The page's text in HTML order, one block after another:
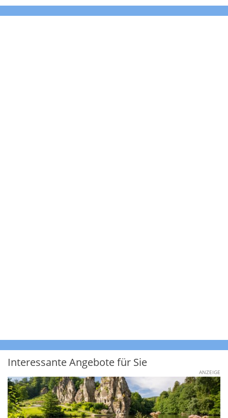
Interessante Angebote für Sie
ANZEIGE